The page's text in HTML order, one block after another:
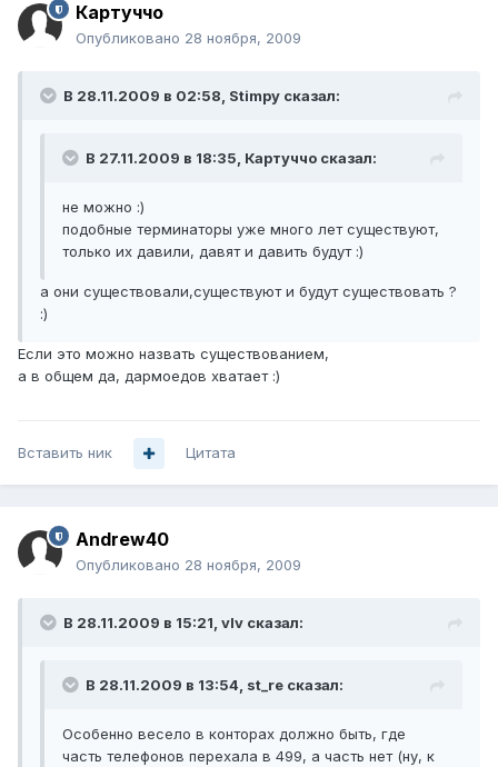
Картуччо
Опубликовано 28 ноября, 2009
В 28.11.2009 в 02:58, Stimpy сказал:
В 27.11.2009 в 18:35, Картуччо сказал:
не можно :)
подобные терминаторы уже много лет существуют,
только их давили, давят и давить будут :)
а они существовали,существуют и будут существовать ?
:)
Если это можно назвать существованием,
а в общем да, дармоедов хватает :)
Вставить ник Цитата
Andrew40
Опубликовано 28 ноября, 2009
В 28.11.2009 в 15:21, vIv сказал:
В 28.11.2009 в 13:54, st_re сказал:
Особенно весело в конторах должно быть, где
часть телефонов перехала в 499, а часть нет (ну, к